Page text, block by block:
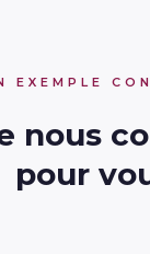
EXEMPLE
nous
pour